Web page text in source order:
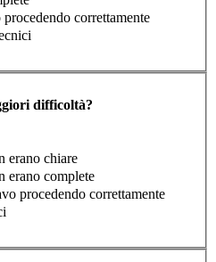
correttamente
difficoltà?
erano chiare
erano complete
procedendo correttamente